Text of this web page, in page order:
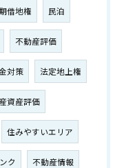
借地権 民泊
不動産評価
対策 法定地上権
資産評価
住みやすいエリア
ク 不動産情報